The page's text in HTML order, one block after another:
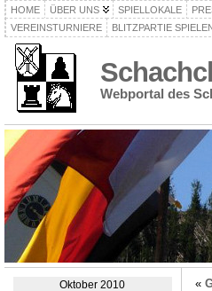
HOME ÜBER UNS SPIELLOKALE
VEREINSTURNIERE
BLITZPARTIE
Webportal des
Oktober 2010
«